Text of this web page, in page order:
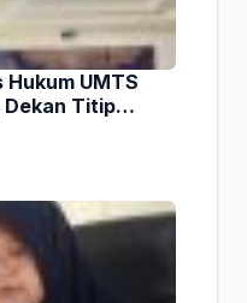
UMTS
Dekan Titip